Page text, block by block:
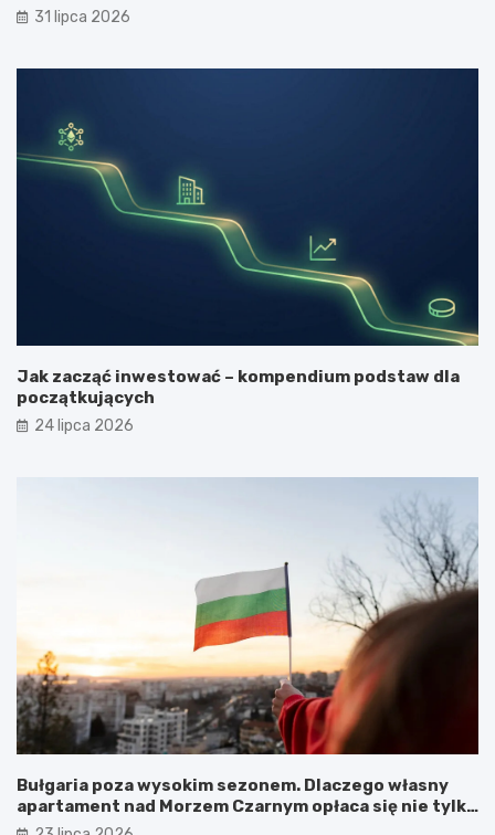
31 lipca 2026
Jak zacząć inwestować – kompendium podstaw dla
początkujących
24 lipca 2026
Bułgaria poza wysokim sezonem. Dlaczego własny
apartament nad Morzem Czarnym opłaca się nie tylko
latem?